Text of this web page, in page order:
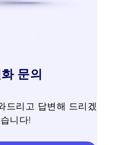
문의
드리고 답변해 드리겠
습니다!